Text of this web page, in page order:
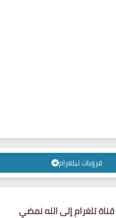
قروبات تيلغرام
قناة تلغرام إلى الل‏‏ه نمضي